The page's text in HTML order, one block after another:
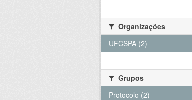
Organizações
UFCSPA (2)
Grupos
Protocolo (2)